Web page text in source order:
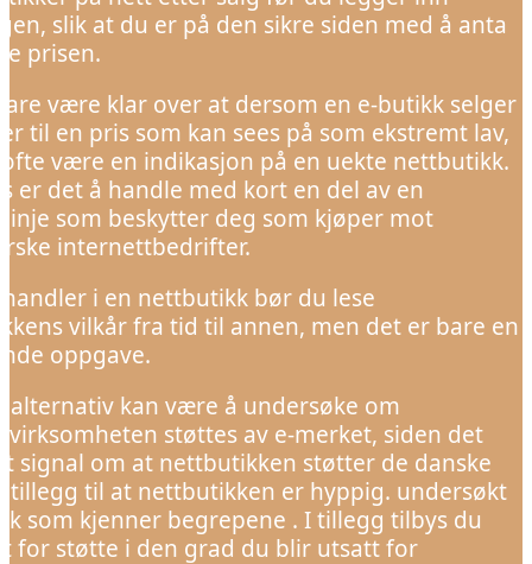
slik at du er på den sikre siden med å anta
prisen.
være klar over at dersom en e-butikk selger
til en pris som kan sees på som ekstremt lav,
være en indikasjon på en uekte nettbutikk.
er det å handle med kort en del av en
som beskytter deg som kjøper mot
internettbedrifter.
i en nettbutikk bør du lese
vilkår fra tid til annen, men det er bare en
oppgave.
alternativ kan være å undersøke om
støttes av e-merket, siden det
signal om at nettbutikken støtter de danske
tillegg til at nettbutikken er hyppig. undersøkt
som kjenner begrepene . I tillegg tilbys du
for støtte i den grad du blir utsatt for